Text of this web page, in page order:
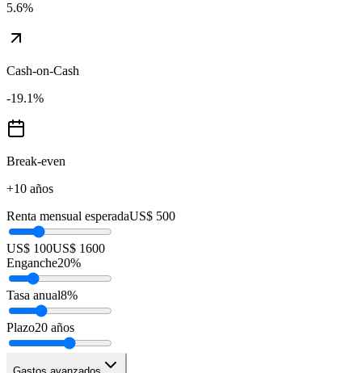
5.6%
Cash-on-Cash
-19.1%
Break-even
+10 años
Renta mensual esperadaUS$ 500
US$ 100US$ 1600
Enganche20%
Tasa anual8%
Plazo20 años